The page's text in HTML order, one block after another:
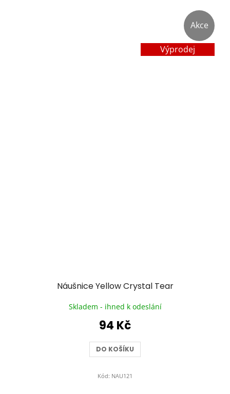
Akce
Výprodej
Náušnice Yellow Crystal Tear
Skladem - ihned k odeslání
94 Kč
DO KOŠÍKU
Kód: NAU121